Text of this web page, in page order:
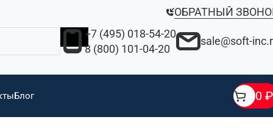
ОБРАТНЫЙ
+7 (495) 018-54-20
8 (800) 101-04-20
sale@soft-
Блог 0 ₽